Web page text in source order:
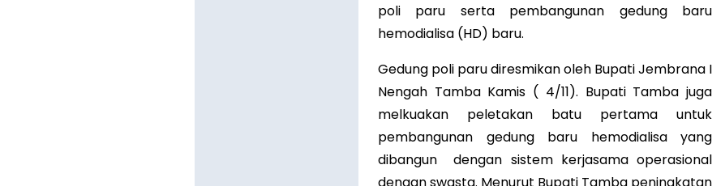
poli paru serta pembangunan gedung baru
hemodialisa (HD) baru.
Gedung poli paru diresmikan oleh Bupati Jembrana I
Nengah Tamba Kamis ( 4/11). Bupati Tamba juga
melkuakan peletakan batu pertama untuk
pembangunan gedung baru hemodialisa yang
dibangun dengan sistem kerjasama operasional
dengan swasta. Menurut Bupati Tamba peningkatan